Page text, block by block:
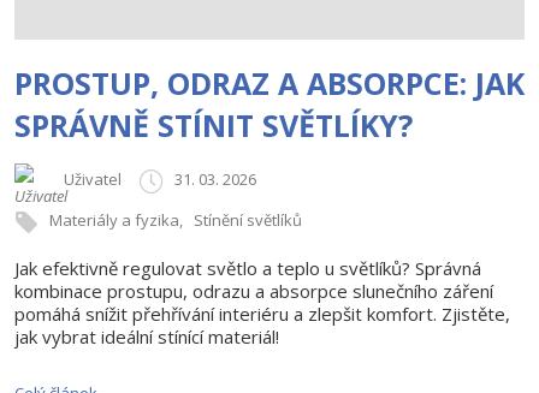
PROSTUP, ODRAZ A ABSORPCE: JAK
SPRÁVNĚ STÍNIT SVĚTLÍKY?
Uživatel
31. 03. 2026
Materiály a fyzika
Stínění světlíků
Jak efektivně regulovat světlo a teplo u světlíků? Správná
kombinace prostupu, odrazu a absorpce slunečního záření
pomáhá snížit přehřívání interiéru a zlepšit komfort. Zjistěte,
jak vybrat ideální stínící materiál!